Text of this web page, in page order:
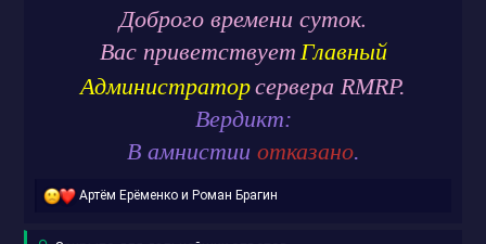
Доброго времени суток.
Вас приветствует Главный
Администраторсервера RMRP.
Вердикт:
В амнистии отказано.
Р
Артём Ерёменко и Роман Брагин